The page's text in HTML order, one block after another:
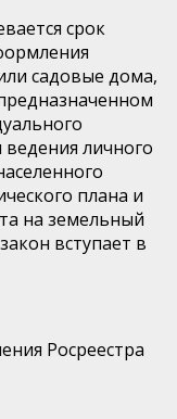
срок
садовые дома,
личного
плана и
на земельный
вступает в
Росреестра